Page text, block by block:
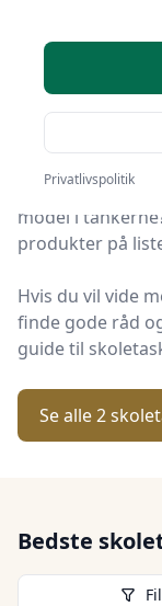
KID Univers er
samlet 2 top-
bedste.
have gratis
model i
produkter på
Hvis du vil vide
finde gode råd
guide til
Se alle 2
Bedste
Privatlivspolitik